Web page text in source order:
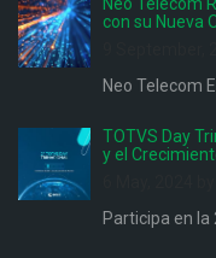
con su Nueva
Neo Telecom
TOTVS Day
y el
Participa en la